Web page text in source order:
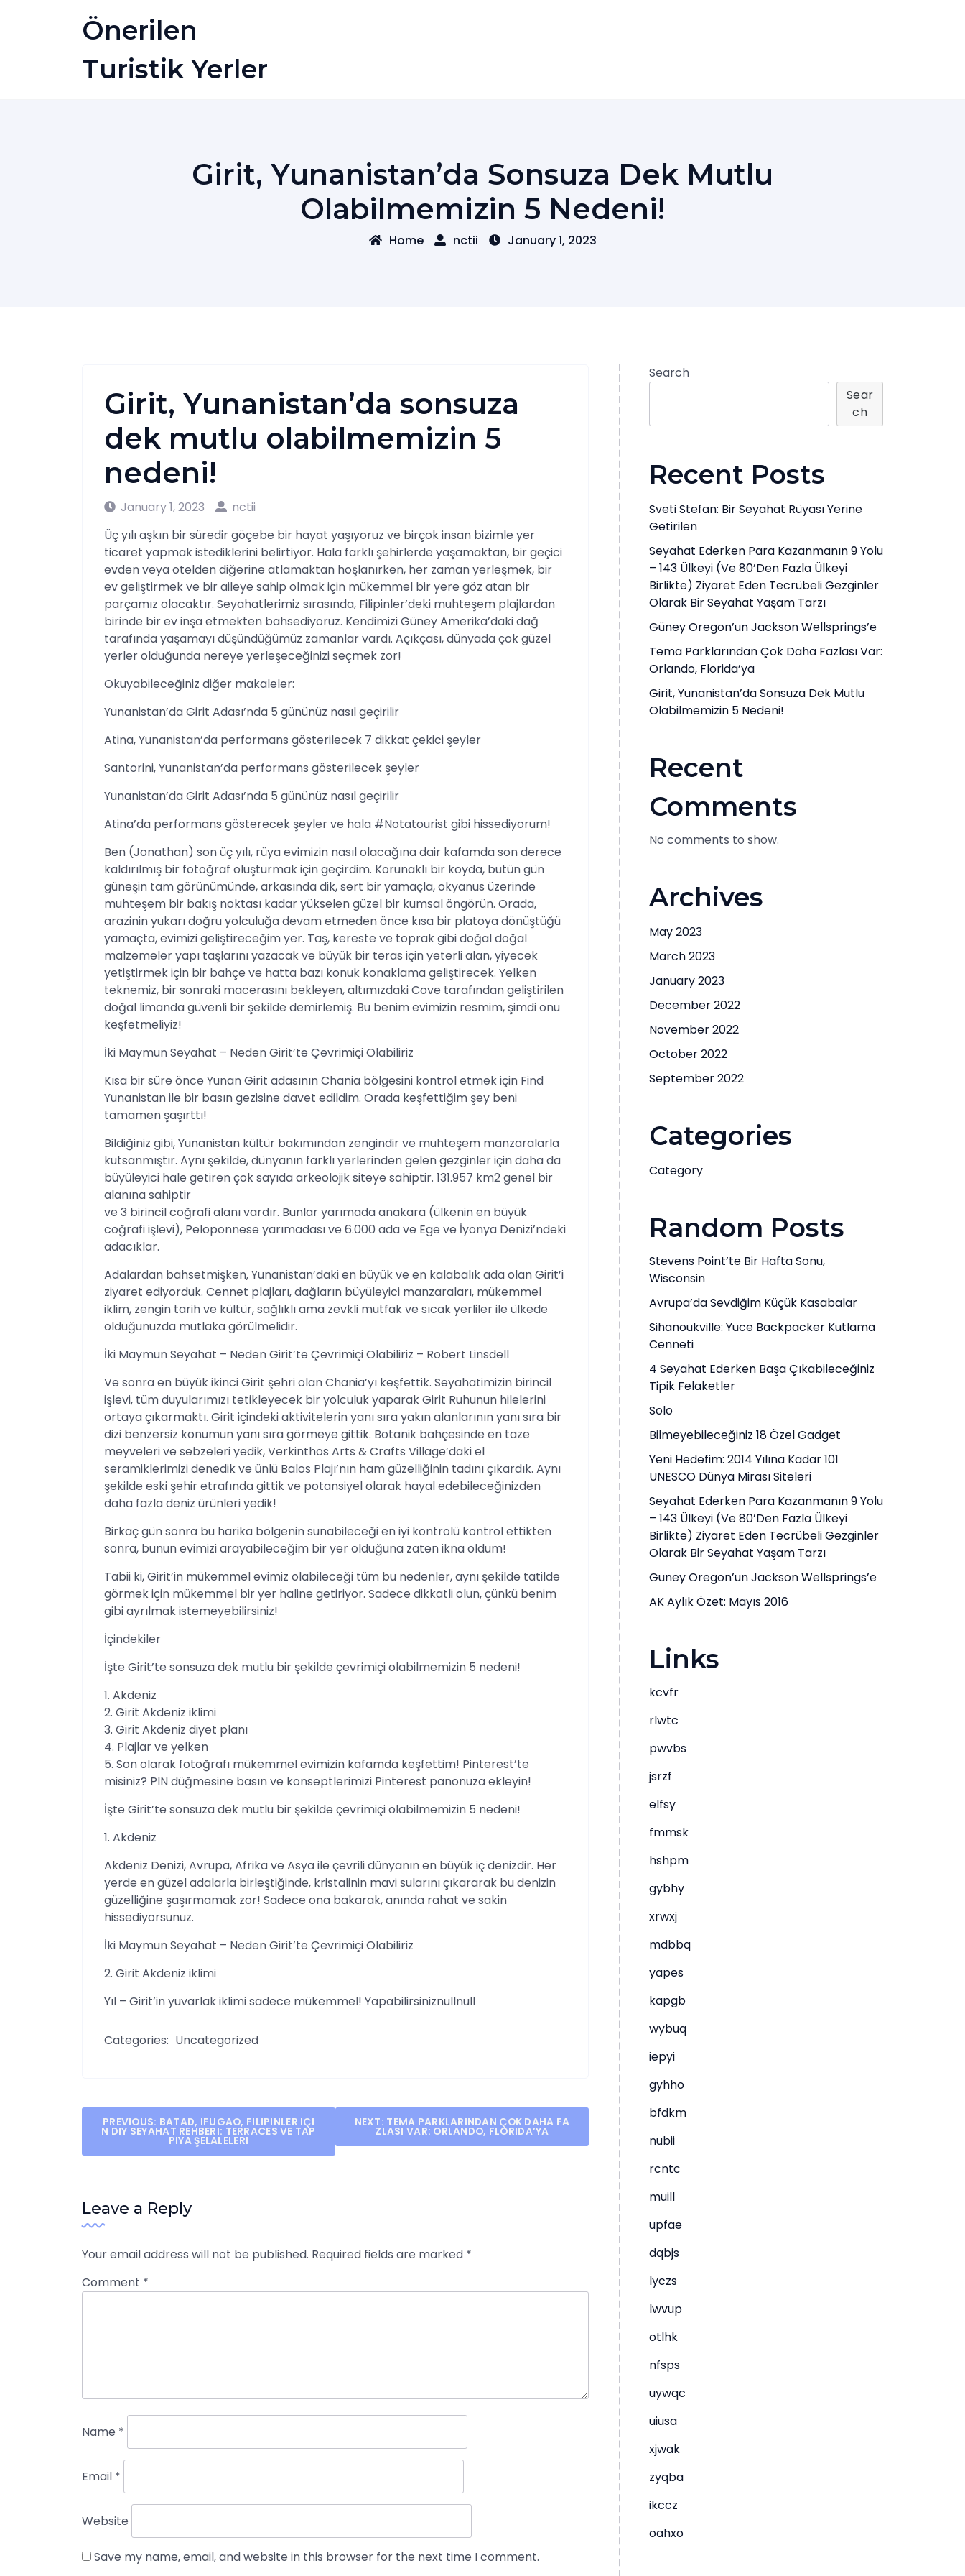
Önerilen
Turistik Yerler
Girit, Yunanistan’da Sonsuza Dek Mutlu
Olabilmemizin 5 Nedeni!
Home nctii January 1, 2023
Girit, Yunanistan’da sonsuza
dek mutlu olabilmemizin 5
nedeni!
January 1, 2023
nctii
Üç yılı aşkın bir süredir göçebe bir hayat yaşıyoruz ve birçok insan bizimle yer
ticaret yapmak istediklerini belirtiyor. Hala farklı şehirlerde yaşamaktan, bir geçici
evden veya otelden diğerine atlamaktan hoşlanırken, her zaman yerleşmek, bir
ev geliştirmek ve bir aileye sahip olmak için mükemmel bir yere göz atan bir
parçamız olacaktır. Seyahatlerimiz sırasında, Filipinler’deki muhteşem plajlardan
birinde bir ev inşa etmekten bahsediyoruz. Kendimizi Güney Amerika’daki dağ
tarafında yaşamayı düşündüğümüz zamanlar vardı. Açıkçası, dünyada çok güzel
yerler olduğunda nereye yerleşeceğinizi seçmek zor!
Okuyabileceğiniz diğer makaleler:
Yunanistan’da Girit Adası’nda 5 gününüz nasıl geçirilir
Atina, Yunanistan’da performans gösterilecek 7 dikkat çekici şeyler
Santorini, Yunanistan’da performans gösterilecek şeyler
Yunanistan’da Girit Adası’nda 5 gününüz nasıl geçirilir
Atina’da performans gösterecek şeyler ve hala #Notatourist gibi hissediyorum!
Ben (Jonathan) son üç yılı, rüya evimizin nasıl olacağına dair kafamda son derece
kaldırılmış bir fotoğraf oluşturmak için geçirdim. Korunaklı bir koyda, bütün gün
güneşin tam görünümünde, arkasında dik, sert bir yamaçla, okyanus üzerinde
muhteşem bir bakış noktası kadar yükselen güzel bir kumsal öngörün. Orada,
arazinin yukarı doğru yolculuğa devam etmeden önce kısa bir platoya dönüştüğü
yamaçta, evimizi geliştireceğim yer. Taş, kereste ve toprak gibi doğal doğal
malzemeler yapı taşlarını yazacak ve büyük bir teras için yeterli alan, yiyecek
yetiştirmek için bir bahçe ve hatta bazı konuk konaklama geliştirecek. Yelken
teknemiz, bir sonraki macerasını bekleyen, altımızdaki Cove tarafından geliştirilen
doğal limanda güvenli bir şekilde demirlemiş. Bu benim evimizin resmim, şimdi onu
keşfetmeliyiz!
İki Maymun Seyahat – Neden Girit’te Çevrimiçi Olabiliriz
Kısa bir süre önce Yunan Girit adasının Chania bölgesini kontrol etmek için Find
Yunanistan ile bir basın gezisine davet edildim. Orada keşfettiğim şey beni
tamamen şaşırttı!
Bildiğiniz gibi, Yunanistan kültür bakımından zengindir ve muhteşem manzaralarla
kutsanmıştır. Aynı şekilde, dünyanın farklı yerlerinden gelen gezginler için daha da
büyüleyici hale getiren çok sayıda arkeolojik siteye sahiptir. 131.957 km2 genel bir
alanına sahiptir
ve 3 birincil coğrafi alanı vardır. Bunlar yarımada anakara (ülkenin en büyük
coğrafi işlevi), Peloponnese yarımadası ve 6.000 ada ve Ege ve İyonya Denizi’ndeki
adacıklar.
Adalardan bahsetmişken, Yunanistan’daki en büyük ve en kalabalık ada olan Girit’i
ziyaret ediyorduk. Cennet plajları, dağların büyüleyici manzaraları, mükemmel
iklim, zengin tarih ve kültür, sağlıklı ama zevkli mutfak ve sıcak yerliler ile ülkede
olduğunuzda mutlaka görülmelidir.
İki Maymun Seyahat – Neden Girit’te Çevrimiçi Olabiliriz – Robert Linsdell
Ve sonra en büyük ikinci Girit şehri olan Chania’yı keşfettik. Seyahatimizin birincil
işlevi, tüm duyularımızı tetikleyecek bir yolculuk yaparak Girit Ruhunun hilelerini
ortaya çıkarmaktı. Girit içindeki aktivitelerin yanı sıra yakın alanlarının yanı sıra bir
dizi benzersiz konumun yanı sıra görmeye gittik. Botanik bahçesinde en taze
meyveleri ve sebzeleri yedik, Verkinthos Arts & Crafts Village’daki el
seramiklerimizi denedik ve ünlü Balos Plajı’nın ham güzelliğinin tadını çıkardık. Aynı
şekilde eski şehir etrafında gittik ve potansiyel olarak hayal edebileceğinizden
daha fazla deniz ürünleri yedik!
Birkaç gün sonra bu harika bölgenin sunabileceği en iyi kontrolü kontrol ettikten
sonra, bunun evimizi arayabileceğim bir yer olduğuna zaten ikna oldum!
Tabii ki, Girit’in mükemmel evimiz olabileceği tüm bu nedenler, aynı şekilde tatilde
görmek için mükemmel bir yer haline getiriyor. Sadece dikkatli olun, çünkü benim
gibi ayrılmak istemeyebilirsiniz!
İçindekiler
İşte Girit’te sonsuza dek mutlu bir şekilde çevrimiçi olabilmemizin 5 nedeni!
1. Akdeniz
2. Girit Akdeniz iklimi
3. Girit Akdeniz diyet planı
4. Plajlar ve yelken
5. Son olarak fotoğrafı mükemmel evimizin kafamda keşfettim! Pinterest’te
misiniz? PIN düğmesine basın ve konseptlerimizi Pinterest panonuza ekleyin!
İşte Girit’te sonsuza dek mutlu bir şekilde çevrimiçi olabilmemizin 5 nedeni!
1. Akdeniz
Akdeniz Denizi, Avrupa, Afrika ve Asya ile çevrili dünyanın en büyük iç denizdir. Her
yerde en güzel adalarla birleştiğinde, kristalinin mavi sularını çıkararak bu denizin
güzelliğine şaşırmamak zor! Sadece ona bakarak, anında rahat ve sakin
hissediyorsunuz.
İki Maymun Seyahat – Neden Girit’te Çevrimiçi Olabiliriz
2. Girit Akdeniz iklimi
Yıl – Girit’in yuvarlak iklimi sadece mükemmel! Yapabilirsiniznullnull
Categories: Uncategorized
Post
navigation
PREVIOUS: BATAD, IFUGAO, FILIPINLER IÇI
N DIY SEYAHAT REHBERI: TERRACES VE TAP
PIYA ŞELALELERI
NEXT: TEMA PARKLARINDAN ÇOK DAHA FA
ZLASI VAR: ORLANDO, FLORIDA’YA
Leave a Reply
Your email address will not be published. Required fields are marked *
Comment *
Name *
Email *
Website
Save my name, email, and website in this browser for the next time I comment.
Search
Sear
Ch
Recent Posts
Sveti Stefan: Bir Seyahat Rüyası Yerine
Getirilen
Seyahat Ederken Para Kazanmanın 9 Yolu
– 143 Ülkeyi (ve 80’den Fazla Ülkeyi
Birlikte) Ziyaret Eden Tecrübeli Gezginler
Olarak Bir Seyahat Yaşam Tarzı
Güney Oregon’un Jackson Wellsprings’e
Tema Parklarından Çok Daha Fazlası Var:
Orlando, Florida’ya
Girit, Yunanistan’da Sonsuza Dek Mutlu
Olabilmemizin 5 Nedeni!
Recent
Comments
No comments to show.
Archives
May 2023
March 2023
January 2023
December 2022
November 2022
October 2022
September 2022
Categories
Category
Random Posts
Stevens Point’te Bir Hafta Sonu,
Wisconsin
Avrupa’da Sevdiğim Küçük Kasabalar
Sihanoukville: Yüce Backpacker Kutlama
Cenneti
4 Seyahat Ederken Başa Çıkabileceğiniz
Tipik Felaketler
Solo
Bilmeyebileceğiniz 18 Özel Gadget
Yeni Hedefim: 2014 Yılına Kadar 101
UNESCO Dünya Mirası Siteleri
Seyahat Ederken Para Kazanmanın 9 Yolu
– 143 Ülkeyi (ve 80’den Fazla Ülkeyi
Birlikte) Ziyaret Eden Tecrübeli Gezginler
Olarak Bir Seyahat Yaşam Tarzı
Güney Oregon’un Jackson Wellsprings’e
AK Aylık Özet: Mayıs 2016
Links
kcvfr
rlwtc
pwvbs
jsrzf
elfsy
fmmsk
hshpm
gybhy
xrwxj
mdbbq
yapes
kapgb
wybuq
iepyi
gyhho
bfdkm
nubii
rcntc
muill
upfae
dqbjs
lyczs
lwvup
otlhk
nfsps
uywqc
uiusa
xjwak
zyqba
ikccz
oahxo